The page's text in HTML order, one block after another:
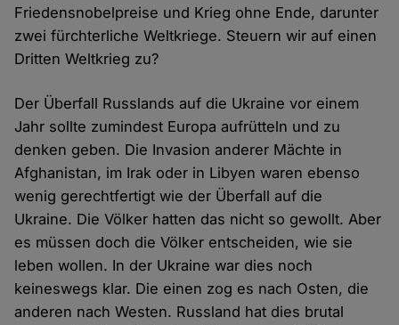
Friedensnobelpreise und Krieg ohne Ende, darunter
zwei fürchterliche Weltkriege. Steuern wir auf einen
Dritten Weltkrieg zu?
Der Überfall Russlands auf die Ukraine vor einem
Jahr sollte zumindest Europa aufrütteln und zu
denken geben. Die Invasion anderer Mächte in
Afghanistan, im Irak oder in Libyen waren ebenso
wenig gerechtfertigt wie der Überfall auf die
Ukraine. Die Völker hatten das nicht so gewollt. Aber
es müssen doch die Völker entscheiden, wie sie
leben wollen. In der Ukraine war dies noch
keineswegs klar. Die einen zog es nach Osten, die
anderen nach Westen. Russland hat dies brutal